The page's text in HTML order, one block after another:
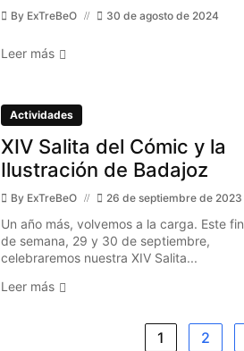
By ExTreBeO 30 de agosto de 2024
Leer más
Actividades
XIV Salita del Cómic y la
Ilustración de Badajoz
By ExTreBeO 26 de septiembre de 2023
Un año más, volvemos a la carga. Este fin
de semana, 29 y 30 de septiembre,
celebraremos nuestra XIV Salita...
Leer más
1 2